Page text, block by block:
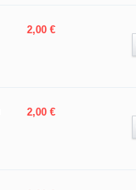
Prix
2,00 €
Prix
2,00 €